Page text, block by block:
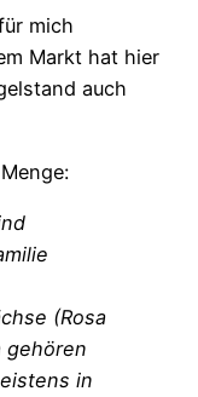
mich
Markt hat hier
auch
(Rosa
gehören
in